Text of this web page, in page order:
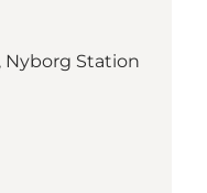
Nyborg Station